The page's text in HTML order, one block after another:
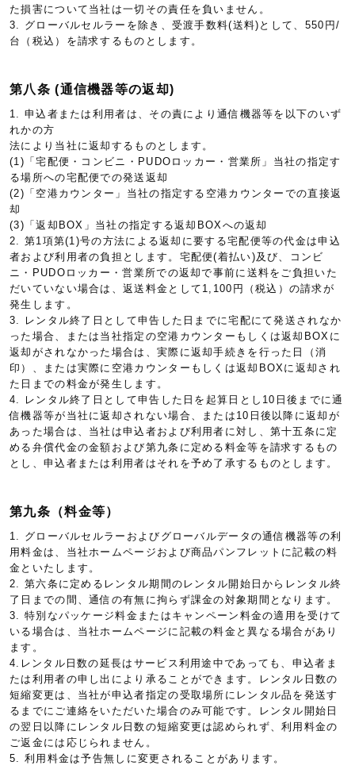
た損害について当社は一切その責任を負いません。
3. グローバルセルラーを除き、受渡手数料(送料)として、550円/
台（税込）を請求するものとします。
第八条 (通信機器等の返却)
1. 申込者または利用者は、その責により通信機器等を以下のいず
れかの方
法により当社に返却するものとします。
(1)「宅配便・コンビニ・PUDOロッカー・営業所」当社の指定す
る場所への宅配便での発送返却
(2)「空港カウンター」当社の指定する空港カウンターでの直接返
却
(3)「返却BOX」当社の指定する返却BOXへの返却
2. 第1項第(1)号の方法による返却に要する宅配便等の代金は申込
者および利用者の負担とします。宅配便(着払い)及び、コンビ
ニ・PUDOロッカー・営業所での返却で事前に送料をご負担いた
だいていない場合は、返送料金として1,100円（税込）の請求が
発生します。
3. レンタル終了日として申告した日までに宅配にて発送されなか
った場合、または当社指定の空港カウンターもしくは返却BOXに
返却がされなかった場合は、実際に返却手続きを行った日（消
印）、または実際に空港カウンターもしくは返却BOXに返却され
た日までの料金が発生します。
4. レンタル終了日として申告した日を起算日とし10日後までに通
信機器等が当社に返却されない場合、または10日後以降に返却が
あった場合は、当社は申込者および利用者に対し、第十五条に定
める弁償代金の金額および第九条に定める料金等を請求するもの
とし、申込者または利用者はそれを予め了承するものとします。
第九条（料金等）
1. グローバルセルラーおよびグローバルデータの通信機器等の利
用料金は、当社ホームページおよび商品パンフレットに記載の料
金といたします。
2. 第六条に定めるレンタル期間のレンタル開始日からレンタル終
了日までの間、通信の有無に拘らず課金の対象期間となります。
3. 特別なパッケージ料金またはキャンペーン料金の適用を受けて
いる場合は、当社ホームページに記載の料金と異なる場合があり
ます。
4.レンタル日数の延長はサービス利用途中であっても、申込者ま
たは利用者の申し出により承ることができます。レンタル日数の
短縮変更は、当社が申込者指定の受取場所にレンタル品を発送す
るまでにご連絡をいただいた場合のみ可能です。レンタル開始日
の翌日以降にレンタル日数の短縮変更は認められず、利用料金の
ご返金には応じられません。
5. 利用料金は予告無しに変更されることがあります。